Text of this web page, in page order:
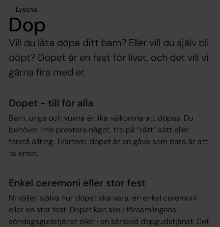
Lyssna
Dop
Vill du låta döpa ditt barn? Eller vill du själv bli
döpt? Dopet är en fest för livet, och det vill vi
gärna fira med er.
Dopet - till för alla
Barn, unga och vuxna är lika välkomna att döpas. Du
behöver inte prestera något, tro på ”rätt” sätt eller
förstå allting. Tvärtom, dopet är en gåva som bara är att
ta emot.
Enkel ceremoni eller stor fest
Ni väljer själva hur dopet ska vara, en enkel ceremoni
eller en stor fest. Dopet kan ske i församlingens
söndagsgudstjänst eller i en särskild dopgudstjänst. Det